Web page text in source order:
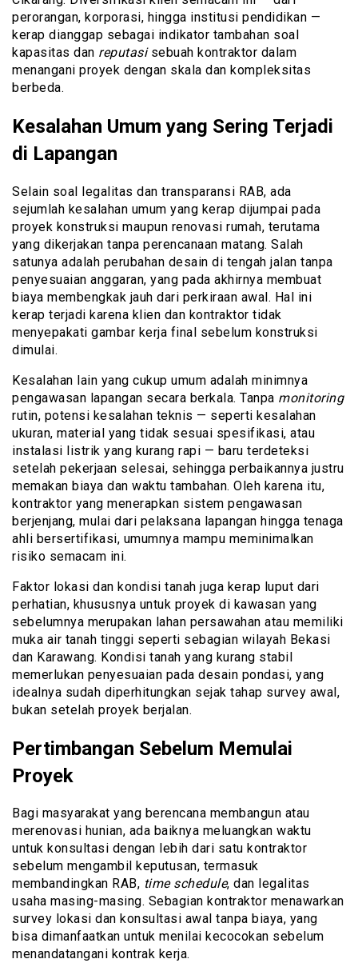
perorangan, korporasi, hingga institusi pendidikan —
kerap dianggap sebagai indikator tambahan soal
kapasitas dan reputasisebuah kontraktor dalam
menangani proyek dengan skala dan kompleksitas
berbeda.
Kesalahan Umum yang Sering Terjadi
di Lapangan
Selain soal legalitas dan transparansi RAB, ada
sejumlah kesalahan umum yang kerap dijumpai pada
proyek konstruksi maupun renovasi rumah, terutama
yang dikerjakan tanpa perencanaan matang. Salah
satunya adalah perubahan desain di tengah jalan tanpa
penyesuaian anggaran, yang pada akhirnya membuat
biaya membengkak jauh dari perkiraan awal. Hal ini
kerap terjadi karena klien dan kontraktor tidak
menyepakati gambar kerja final sebelum konstruksi
dimulai.
Kesalahan lain yang cukup umum adalah minimnya
pengawasan lapangan secara berkala. Tanpa monitoring
rutin, potensi kesalahan teknis — seperti kesalahan
ukuran, material yang tidak sesuai spesifikasi, atau
instalasi listrik yang kurang rapi — baru terdeteksi
setelah pekerjaan selesai, sehingga perbaikannya justru
memakan biaya dan waktu tambahan. Oleh karena itu,
kontraktor yang menerapkan sistem pengawasan
berjenjang, mulai dari pelaksana lapangan hingga tenaga
ahli bersertifikasi, umumnya mampu meminimalkan
risiko semacam ini.
Faktor lokasi dan kondisi tanah juga kerap luput dari
perhatian, khususnya untuk proyek di kawasan yang
sebelumnya merupakan lahan persawahan atau memiliki
muka air tanah tinggi seperti sebagian wilayah Bekasi
dan Karawang. Kondisi tanah yang kurang stabil
memerlukan penyesuaian pada desain pondasi, yang
idealnya sudah diperhitungkan sejak tahap survey awal,
bukan setelah proyek berjalan.
Pertimbangan Sebelum Memulai
Proyek
Bagi masyarakat yang berencana membangun atau
merenovasi hunian, ada baiknya meluangkan waktu
untuk konsultasi dengan lebih dari satu kontraktor
sebelum mengambil keputusan, termasuk
membandingkan RAB, time schedule, dan legalitas
usaha masing-masing. Sebagian kontraktor menawarkan
survey lokasi dan konsultasi awal tanpa biaya, yang
bisa dimanfaatkan untuk menilai kecocokan sebelum
menandatangani kontrak kerja.